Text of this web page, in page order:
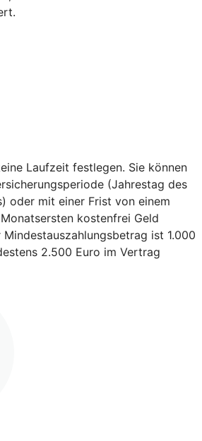
Laufzeit festlegen. Sie können
(Jahrestag des
oder mit einer Frist von einem
kostenfrei Geld
Mindestauszahlungsbetrag ist 1.000
2.500 Euro im Vertrag